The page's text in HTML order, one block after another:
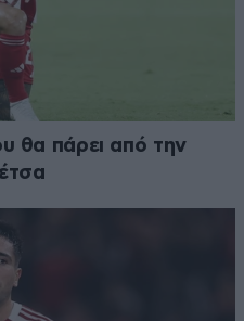
θα πάρει από την